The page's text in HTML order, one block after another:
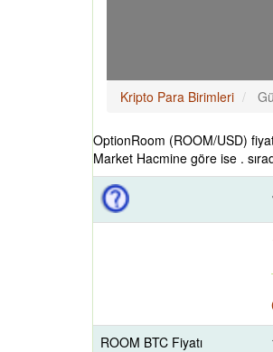
Kripto Para Birimleri
OptionRoom (ROOM/USD)
Market Hacmine göre ise .
ROOM BTC Fiyatı